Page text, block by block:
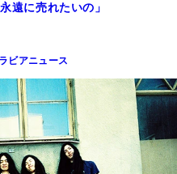
遠に売れたいの」
ビアニュース